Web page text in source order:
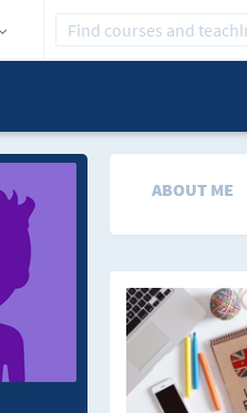
ABOUT ME